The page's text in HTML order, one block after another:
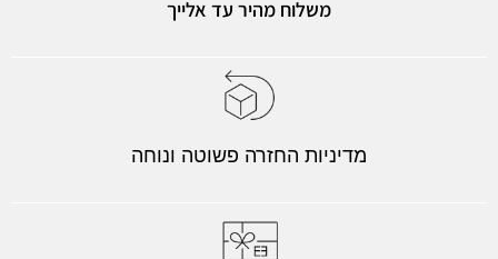
משלוח מהיר עד אלייך
מדיניות החזרה פשוטה ונוחה